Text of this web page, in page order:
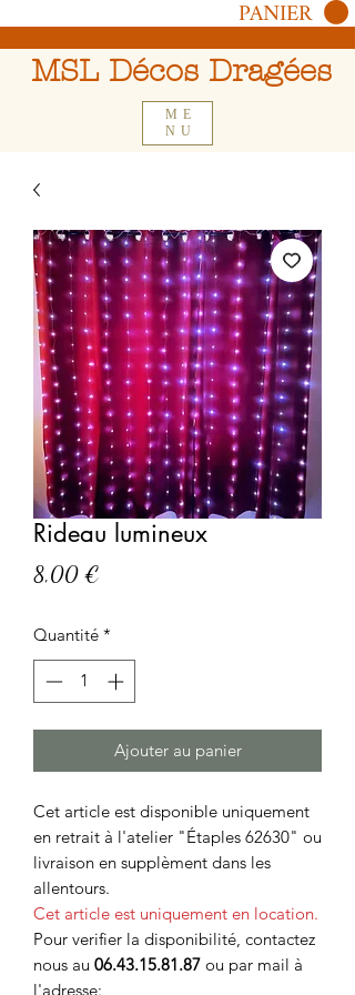
MSL Décos Dragées
ME
NU
PANIER
Rideau lumineux
8,00 €
Quantité *
Ajouter au panier
Cet article est disponible uniquement
en retrait à l'atelier "Étaples 62630" ou
livraison en supplèment dans les
allentours.
Cet article est uniquement en location.
Pour verifier la disponibilité, contactez
nous au 06.43.15.81.87 ou par mail à
l'adresse: